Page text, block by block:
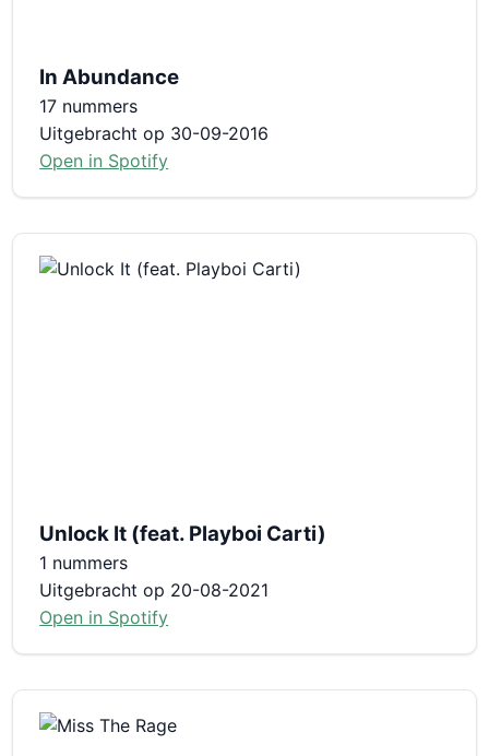
In Abundance
17 nummers
Uitgebracht op 30-09-2016
Open in Spotify
Unlock It (feat. Playboi Carti)
1 nummers
Uitgebracht op 20-08-2021
Open in Spotify